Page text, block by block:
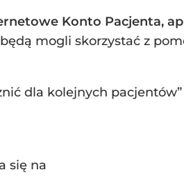
Konto Pacjenta,
mogli skorzystać z
dla kolejnych pacjentów”
się na